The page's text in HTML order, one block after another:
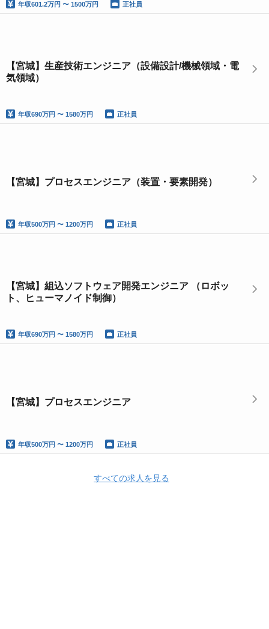
年収601.2万円 〜 1500万円 正社員
【宮城】生産技術エンジニア（設備設計/機械領域・電
気領域）
年収690万円 〜 1580万円 正社員
【宮城】プロセスエンジニア（装置・要素開発）
年収500万円 〜 1200万円 正社員
【宮城】組込ソフトウェア開発エンジニア （ロボッ
ト、ヒューマノイド制御）
年収690万円 〜 1580万円 正社員
【宮城】プロセスエンジニア
年収500万円 〜 1200万円 正社員
すべての求人を見る